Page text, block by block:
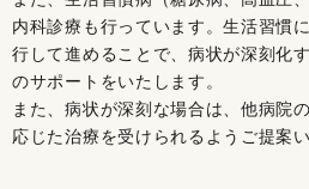
内科診療も行っています。生活習慣
行して進めることで、病状が深刻化
のサポートをいたします。
また、病状が深刻な場合は、他病院
応じた治療を受けられるようご提案